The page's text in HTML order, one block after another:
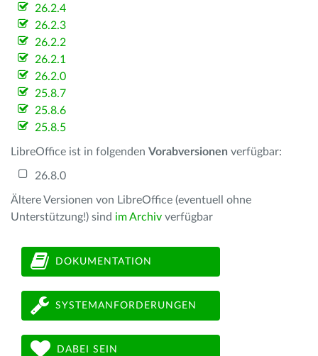
26.2.4
26.2.3
26.2.2
26.2.1
26.2.0
25.8.7
25.8.6
25.8.5
LibreOffice ist in folgenden Vorabversionen verfügbar:
26.8.0
Ältere Versionen von LibreOffice (eventuell ohne
Unterstützung!) sind im Archiv verfügbar
DOKUMENTATION
SYSTEMANFORDERUNGEN
DABEI SEIN